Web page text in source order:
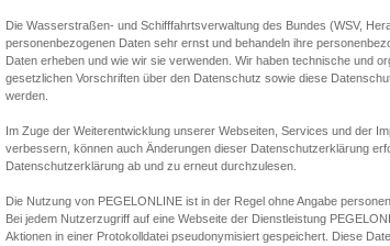
Die Wasserstraßen- und Schifffahrtsverwaltung des Bundes (WSV,
personenbezogenen Daten sehr ernst und behandeln ihre
Daten erheben und wie wir sie verwenden. Wir haben technische und
gesetzlichen Vorschriften über den Datenschutz sowie diese
werden.
Im Zuge der Weiterentwicklung unserer Webseiten, Services und der
verbessern, können auch Änderungen dieser Datenschutzerklärung
Datenschutzerklärung ab und zu erneut durchzulesen.
Die Nutzung von PEGELONLINE ist in der Regel ohne Angabe
Bei jedem Nutzerzugriff auf eine Webseite der Dienstleistung
Aktionen in einer Protokolldatei pseudonymisiert gespeichert. Diese